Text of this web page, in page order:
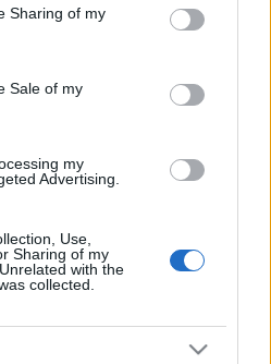
behaviour. You may click to
and its third-party tags to
purposes in below Google
Sharing of my
Sale of my
my
Advertising.
Use,
Sharing of my
with the
collected.
az elméleten alapul, hogy
Magdolnát, gyermekeik voltak,
házaspár történetét
egy irat a második Messiás
hívtak és a IV. században élt.
"jóval több a
halál", addig A da Vinci-